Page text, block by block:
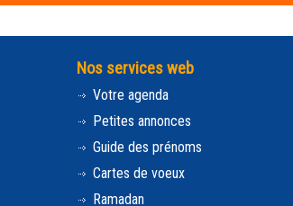
Nos services web
Votre agenda
Petites annonces
Guide des prénoms
Cartes de voeux
Ramadan